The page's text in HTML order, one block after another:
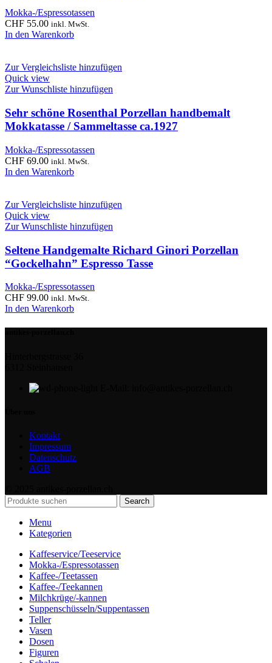
Mokka-/Espressotassen
CHF 55.00 inkl. MwSt.
In den Warenkorb
Zur Vergleichsliste hinzufügen
Quick view
Zur Wunschliste hinzufügen
Sehr schöne Rosenthal Porzellan handbemalt
Mokkatasse / Sammeltasse ca.1927
Mokka-/Espressotassen
CHF 69.00 inkl. MwSt.
In den Warenkorb
Zur Vergleichsliste hinzufügen
Quick view
Zur Wunschliste hinzufügen
Seltene Handgemalte Richard Ginori Porzellan
“Gockelhahn” Espresso Tasse
Mokka-/Espressotassen
CHF 99.00 inkl. MwSt.
In den Warenkorb
Kontakt
Impressum
Datenschutz
AGB
Search
Menu
Kategorien
Kaffeservice/Teeservice
Mokka-/Espressotassen
Kaffee-/Teetassen
Kaffee-/Teekannen
Milchkrüge/-kannen
Suppenschüsseln/Suppentassen
Teller
Vasen
Dosen
Figuren